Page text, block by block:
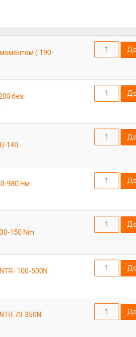
( 190-
без
140
980 Нм
150 Nm
100-500N
70-350N